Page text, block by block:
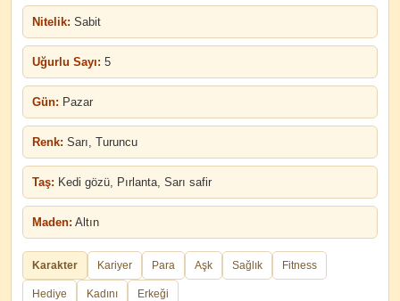
Nitelik: Sabit
Uğurlu Sayı: 5
Gün: Pazar
Renk: Sarı, Turuncu
Taş: Kedi gözü, Pırlanta, Sarı safir
Maden: Altın
Karakter Kariyer Para Aşk Sağlık Fitness
Hediye Kadını Erkeği